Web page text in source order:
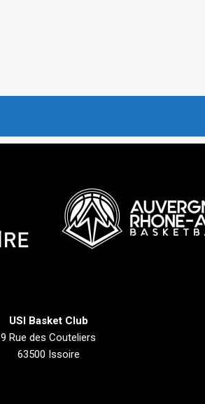
USI Basket Club
9 Rue des Couteliers
63500 Issoire